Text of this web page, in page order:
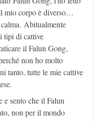
mio corpo è diverso…
Abitualmente
tipi di cattive
il Falun Gong,
non ho molto
tanto, tutte le mie cattive
e sento che il Falun
non per il mondo